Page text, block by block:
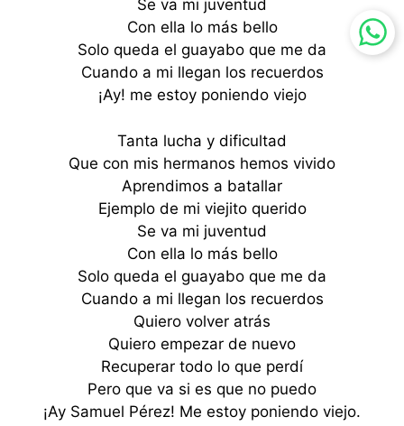
Se va mi juventud
Con ella lo más bello
Solo queda el guayabo que me da
Cuando a mi llegan los recuerdos
¡Ay! me estoy poniendo viejo
Tanta lucha y dificultad
Que con mis hermanos hemos vivido
Aprendimos a batallar
Ejemplo de mi viejito querido
Se va mi juventud
Con ella lo más bello
Solo queda el guayabo que me da
Cuando a mi llegan los recuerdos
Quiero volver atrás
Quiero empezar de nuevo
Recuperar todo lo que perdí
Pero que va si es que no puedo
¡Ay Samuel Pérez! Me estoy poniendo viejo.